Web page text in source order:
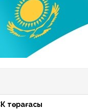
төрағасы